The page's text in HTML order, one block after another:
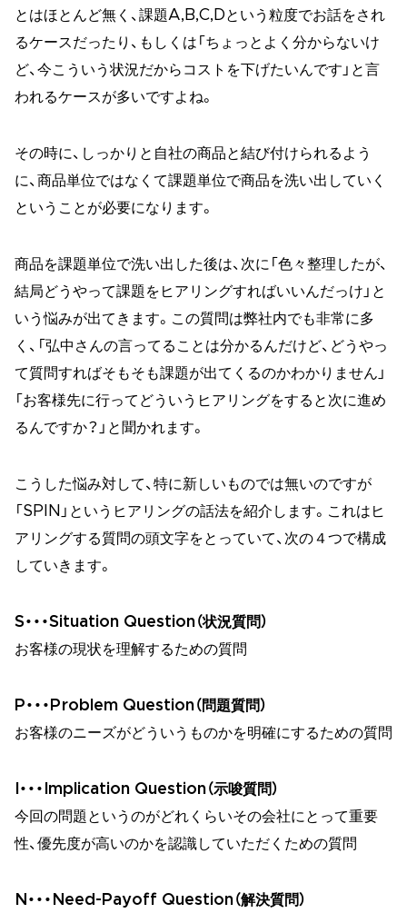
とはほとんど無く、課題A,B,C,Dという粒度でお話をされ
るケースだったり、もしくは「ちょっとよく分からないけ
ど、今こういう状況だからコストを下げたいんです」と言
われるケースが多いですよね。
その時に、しっかりと自社の商品と結び付けられるよう
に、商品単位ではなくて課題単位で商品を洗い出していく
ということが必要になります。
商品を課題単位で洗い出した後は、次に「色々整理したが、
結局どうやって課題をヒアリングすればいいんだっけ」と
いう悩みが出てきます。この質問は弊社内でも非常に多
く、「弘中さんの言ってることは分かるんだけど、どうやっ
て質問すればそもそも課題が出てくるのかわかりません」
「お客様先に行ってどういうヒアリングをすると次に進め
るんですか？」と聞かれます。
こうした悩み対して、特に新しいものでは無いのですが
「SPIN」というヒアリングの話法を紹介します。これはヒ
アリングする質問の頭文字をとっていて、次の４つで構成
していきます。
S・・・Situation Question（状況質問）
お客様の現状を理解するための質問
P・・・Problem Question（問題質問）
お客様のニーズがどういうものかを明確にするための質問
I・・・Implication Question（示唆質問）
今回の問題というのがどれくらいその会社にとって重要
性、優先度が高いのかを認識していただくための質問
N・・・Need-Payoff Question（解決質問）